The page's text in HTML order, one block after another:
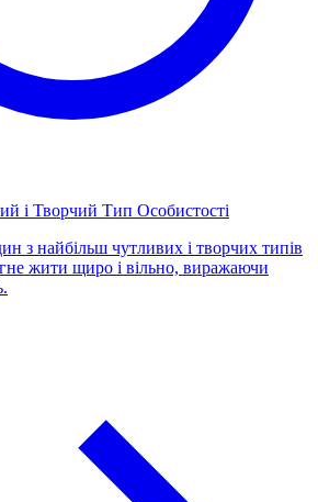
і Творчий Тип Особистості
з найбільш чутливих і творчих типів
жити щиро і вільно, виражаючи